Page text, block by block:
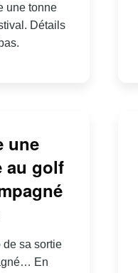
une tonne
Détails
une
au golf
de sa sortie
En